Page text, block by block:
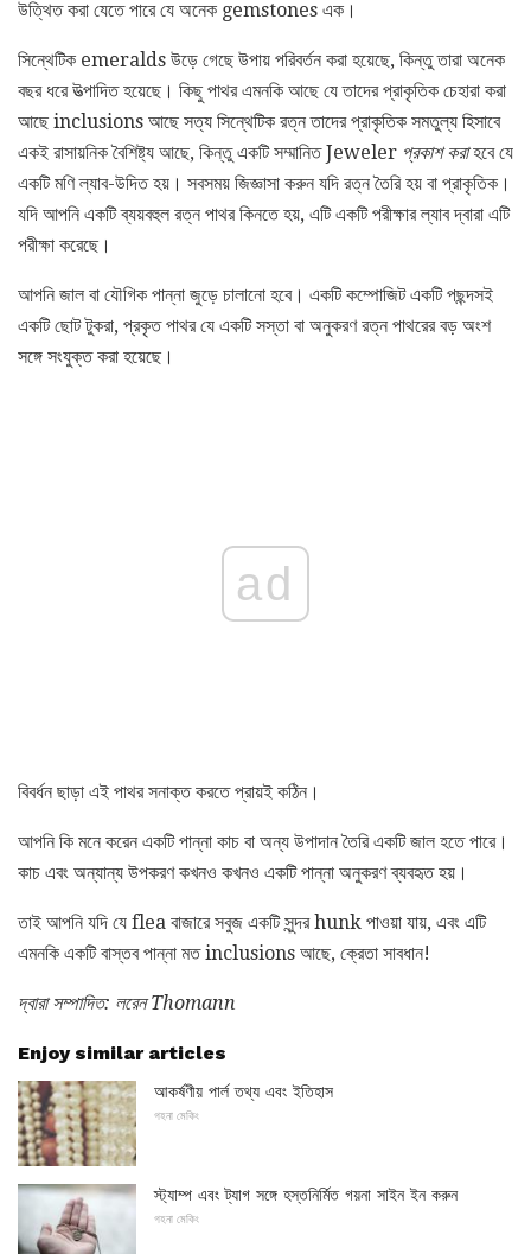
উত্থিত করা যেতে পারে যে অনেক gemstones এক।
সিন্থেটিক emeralds উড়ে গেছে উপায় পরিবর্তন করা হয়েছে, কিন্তু তারা অনেক
বছর ধরে উত্পাদিত হয়েছে। কিছু পাথর এমনকি আছে যে তাদের প্রাকৃতিক চেহারা করা
আছে inclusions আছে সত্য সিন্থেটিক রত্ন তাদের প্রাকৃতিক সমতুল্য হিসাবে
একই রাসায়নিক বৈশিষ্ট্য আছে, কিন্তু একটি সম্মানিত Jeweler প্রকাশ করাহবে যে
একটি মণি ল্যাব-উদিত হয়। সবসময় জিজ্ঞাসা করুন যদি রত্ন তৈরি হয় বা প্রাকৃতিক।
যদি আপনি একটি ব্যয়বহুল রত্ন পাথর কিনতে হয়, এটি একটি পরীক্ষার ল্যাব দ্বারা এটি
পরীক্ষা করেছে।
আপনি জাল বা যৌগিক পান্না জুড়ে চালানো হবে। একটি কম্পোজিট একটি পছন্দসই
একটি ছোট টুকরা, প্রকৃত পাথর যে একটি সস্তা বা অনুকরণ রত্ন পাথরের বড় অংশ
সঙ্গে সংযুক্ত করা হয়েছে।
ad
বিবর্ধন ছাড়া এই পাথর সনাক্ত করতে প্রায়ই কঠিন।
আপনি কি মনে করেন একটি পান্না কাচ বা অন্য উপাদান তৈরি একটি জাল হতে পারে।
কাচ এবং অন্যান্য উপকরণ কখনও কখনও একটি পান্না অনুকরণ ব্যবহৃত হয়।
তাই আপনি যদি যে flea বাজারে সবুজ একটি সুন্দর hunk পাওয়া যায়, এবং এটি
এমনকি একটি বাস্তব পান্না মত inclusions আছে, ক্রেতা সাবধান!
দ্বারা সম্পাদিত: লরেন Thomann
Enjoy similar articles
আকর্ষণীয় পার্ল তথ্য এবং ইতিহাস
গহনা মেকিং
স্ট্যাম্প এবং ট্যাগ সঙ্গে হস্তনির্মিত গয়না সাইন ইন করুন
গহনা মেকিং